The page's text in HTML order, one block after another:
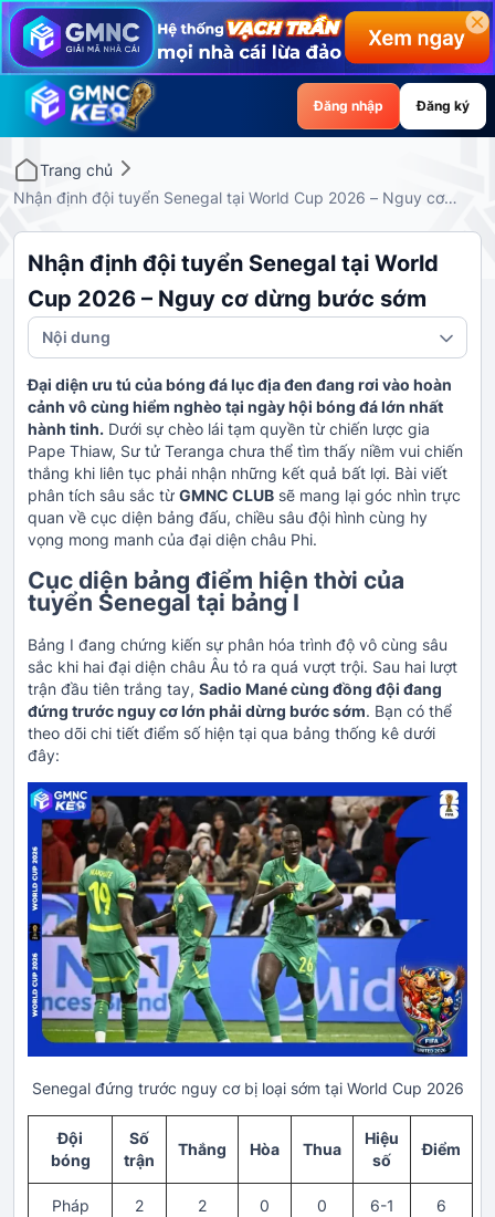
Đăng nhập Đăng ký
Trang chủ
Nhận định đội tuyển Senegal tại World Cup 2026 – Nguy cơ
Nhận định đội tuyển Senegal tại World
Cup 2026 – Nguy cơ dừng bước sớm
Nội dung
Đại diện ưu tú của bóng đá lục địa đen đang rơi vào hoàn
cảnh vô cùng hiểm nghèo tại ngày hội bóng đá lớn nhất
hành tinh. Dưới sự chèo lái tạm quyền từ chiến lược gia
Pape Thiaw, Sư tử Teranga chưa thể tìm thấy niềm vui chiến
thắng khi liên tục phải nhận những kết quả bất lợi. Bài viết
phân tích sâu sắc từ GMNC CLUB sẽ mang lại góc nhìn trực
quan về cục diện bảng đấu, chiều sâu đội hình cùng hy
vọng mong manh của đại diện châu Phi.
Cục diện bảng điểm hiện thời của
tuyển Senegal tại bảng I
Bảng I đang chứng kiến sự phân hóa trình độ vô cùng sâu
sắc khi hai đại diện châu Âu tỏ ra quá vượt trội. Sau hai lượt
trận đầu tiên trắng tay, Sadio Mané cùng đồng đội đang
đứng trước nguy cơ lớn phải dừng bước sớm. Bạn có thể
theo dõi chi tiết điểm số hiện tại qua bảng thống kê dưới
đây:
Senegal đứng trước nguy cơ bị loại sớm tại World Cup 2026
Đội
bóng
Số
trận
Thắng Hòa Thua
Hiệu
số
Điểm
Pháp 2 2 0 0 6-1 6